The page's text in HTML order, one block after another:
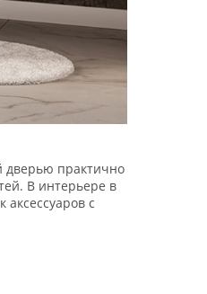
дверью практично
В интерьере в
с